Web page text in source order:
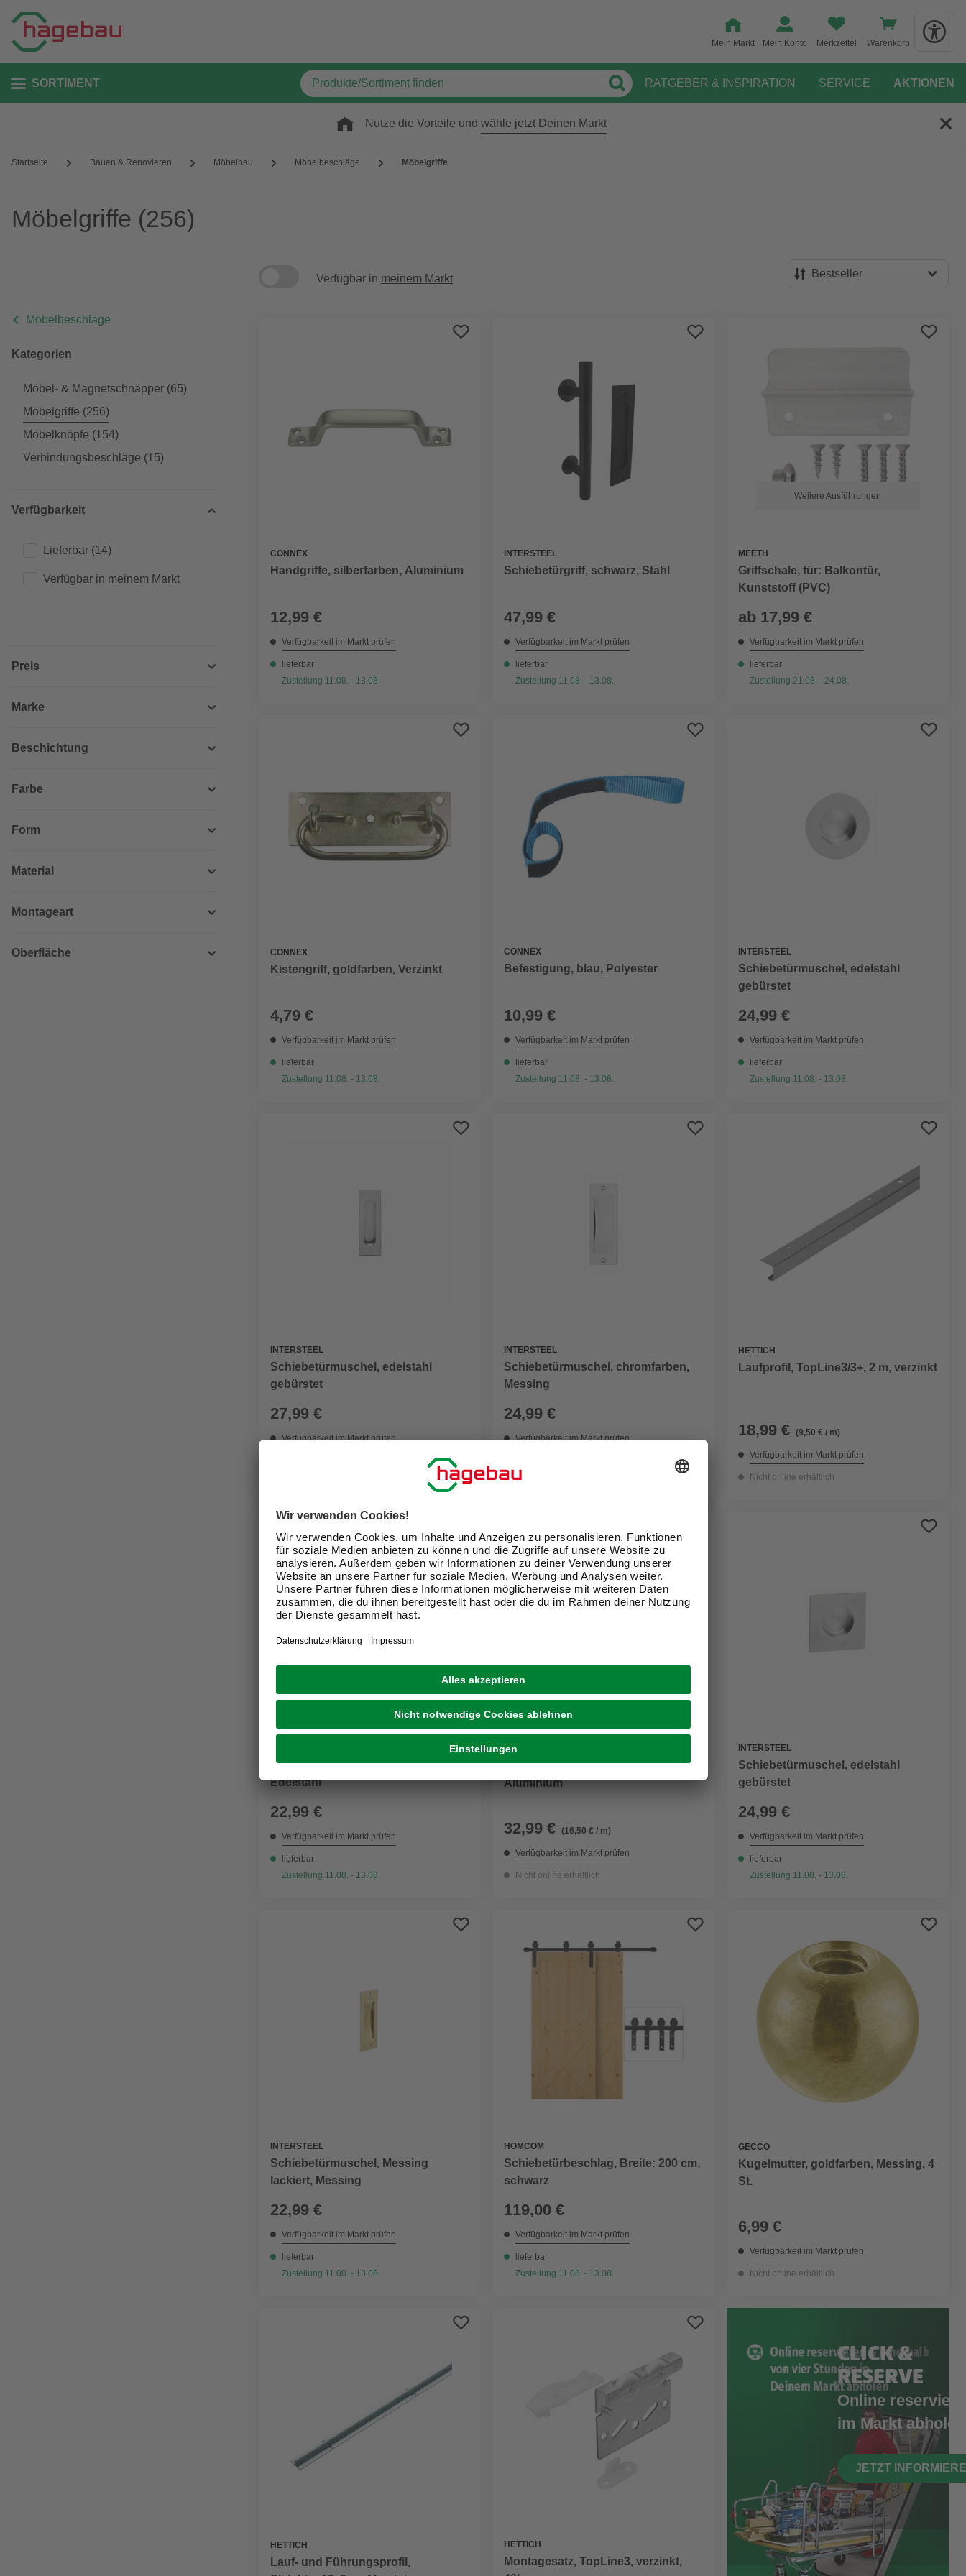
Mein Markt Mein Konto Merkzettel Warenkorb
SORTIMENT RATGEBER & INSPIRATION SERVICE AKTIONEN
Nutze die Vorteile und wähle jetzt Deinen Markt
Startseite Bauen & Renovieren Möbelbau Möbelbeschläge Möbelgriffe
Möbelgriffe (256)
Möbelbeschläge
Kategorien
Möbel- & Magnetschnäpper (65)
Möbelgriffe (256)
Möbelknöpfe (154)
Verbindungsbeschläge (15)
Verfügbarkeit
Lieferbar (14)
Verfügbar in meinem Markt
Preis
Marke
Beschichtung
Farbe
Form
Material
Montageart
Oberfläche
Verfügbar in meinem Markt Bestseller
CONNEX
Handgriffe, silberfarben, Aluminium
12,99 €
Verfügbarkeit im Markt prüfen
lieferbar
Zustellung 11.08. - 13.08.
INTERSTEEL
Schiebetürgriff, schwarz, Stahl
47,99 €
Verfügbarkeit im Markt prüfen
lieferbar
Zustellung 11.08. - 13.08.
Weitere Ausführungen
MEETH
Griffschale, für: Balkontür,
Kunststoff (PVC)
ab 17,99 €
Verfügbarkeit im Markt prüfen
lieferbar
Zustellung 21.08. - 24.08.
CONNEX
Kistengriff, goldfarben, Verzinkt
4,79 €
Verfügbarkeit im Markt prüfen
lieferbar
Zustellung 11.08. - 13.08.
CONNEX
Befestigung, blau, Polyester
10,99 €
Verfügbarkeit im Markt prüfen
lieferbar
Zustellung 11.08. - 13.08.
INTERSTEEL
Schiebetürmuschel, edelstahl
gebürstet
24,99 €
Verfügbarkeit im Markt prüfen
lieferbar
Zustellung 11.08. - 13.08.
INTERSTEEL
Schiebetürmuschel, edelstahl
gebürstet
27,99 €
Verfügbarkeit im Markt prüfen
INTERSTEEL
Schiebetürmuschel, chromfarben,
Messing
24,99 €
Verfügbarkeit im Markt prüfen
Zustellung 11.08. - 13.08.
HETTICH
Laufprofil, TopLine3/3+, 2 m, verzinkt
18,99 € (9,50 € / m)
Verfügbarkeit im Markt prüfen
Nicht online erhältlich
Schiebetürmuschel, schwarz,
Edelstahl
22,99 €
Verfügbarkeit im Markt prüfen
lieferbar
Zustellung 11.08. - 13.08.
HETTICH
Laufprofil, TopLine8/8g, 2000 mm,
Aluminium
32,99 € (16,50 € / m)
Verfügbarkeit im Markt prüfen
Nicht online erhältlich
INTERSTEEL
Schiebetürmuschel, edelstahl
gebürstet
24,99 €
Verfügbarkeit im Markt prüfen
lieferbar
Zustellung 11.08. - 13.08.
INTERSTEEL
Schiebetürmuschel, Messing
lackiert, Messing
22,99 €
Verfügbarkeit im Markt prüfen
lieferbar
Zustellung 11.08. - 13.08.
HOMCOM
Schiebetürbeschlag, Breite: 200 cm,
schwarz
119,00 €
Verfügbarkeit im Markt prüfen
lieferbar
Zustellung 11.08. - 13.08.
GECCO
Kugelmutter, goldfarben, Messing, 4
St.
6,99 €
Verfügbarkeit im Markt prüfen
Nicht online erhältlich
HETTICH
Lauf- und Führungsprofil,
HETTICH
Montagesatz, TopLine3, verzinkt,
CLICK &
RESERVE
Online
im Markt abholen
JETZT